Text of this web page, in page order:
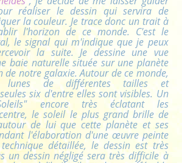
réaliser le dessin qui servira de
la couleur. Je trace donc un trait à
l'horizon de ce monde. C'est le
le signal qui m'indique que je peux
la suite. Je dessine une vue
baie naturelle située sur une planète
de notre galaxie. Autour de ce monde,
lunes de différentes tailles et
six d'entre elles sont visibles. Un
encore très éclatant les
le soleil le plus grand brille de
de lui que cette planète et ses
l'élaboration d'une œuvre peinte
détaillée, le dessin est très
un dessin négligé sera très difficile à